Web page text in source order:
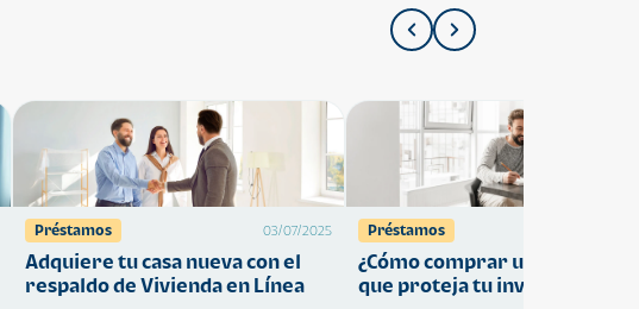
Préstamos 03/07/2025
Adquiere tu casa nueva con el
respaldo de Vivienda en Línea
Préstamos
¿Cómo comprar una vivienda
que proteja tu inversión?